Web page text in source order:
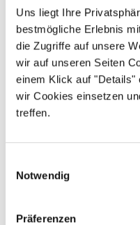
Uns liegt Ihre
bestmögliche Erlebnis
die Zugriffe auf unsere
wir auf unseren Seiten
einem Klick auf "Details"
wir Cookies einsetzen
treffen.
Notwendig
Präferenzen
Ihrem Suchprofil oder
Traumposition als
PM haben. P.S.: Bei
Anschreiben ist nicht
Jetzt zur
Kontakt
Tel.: +49 (0) 521 / 911 730